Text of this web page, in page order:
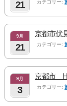
21 カテゴリー:
9月
21
京都市
カテゴリー:
9月
3
京都市
カテゴリー: